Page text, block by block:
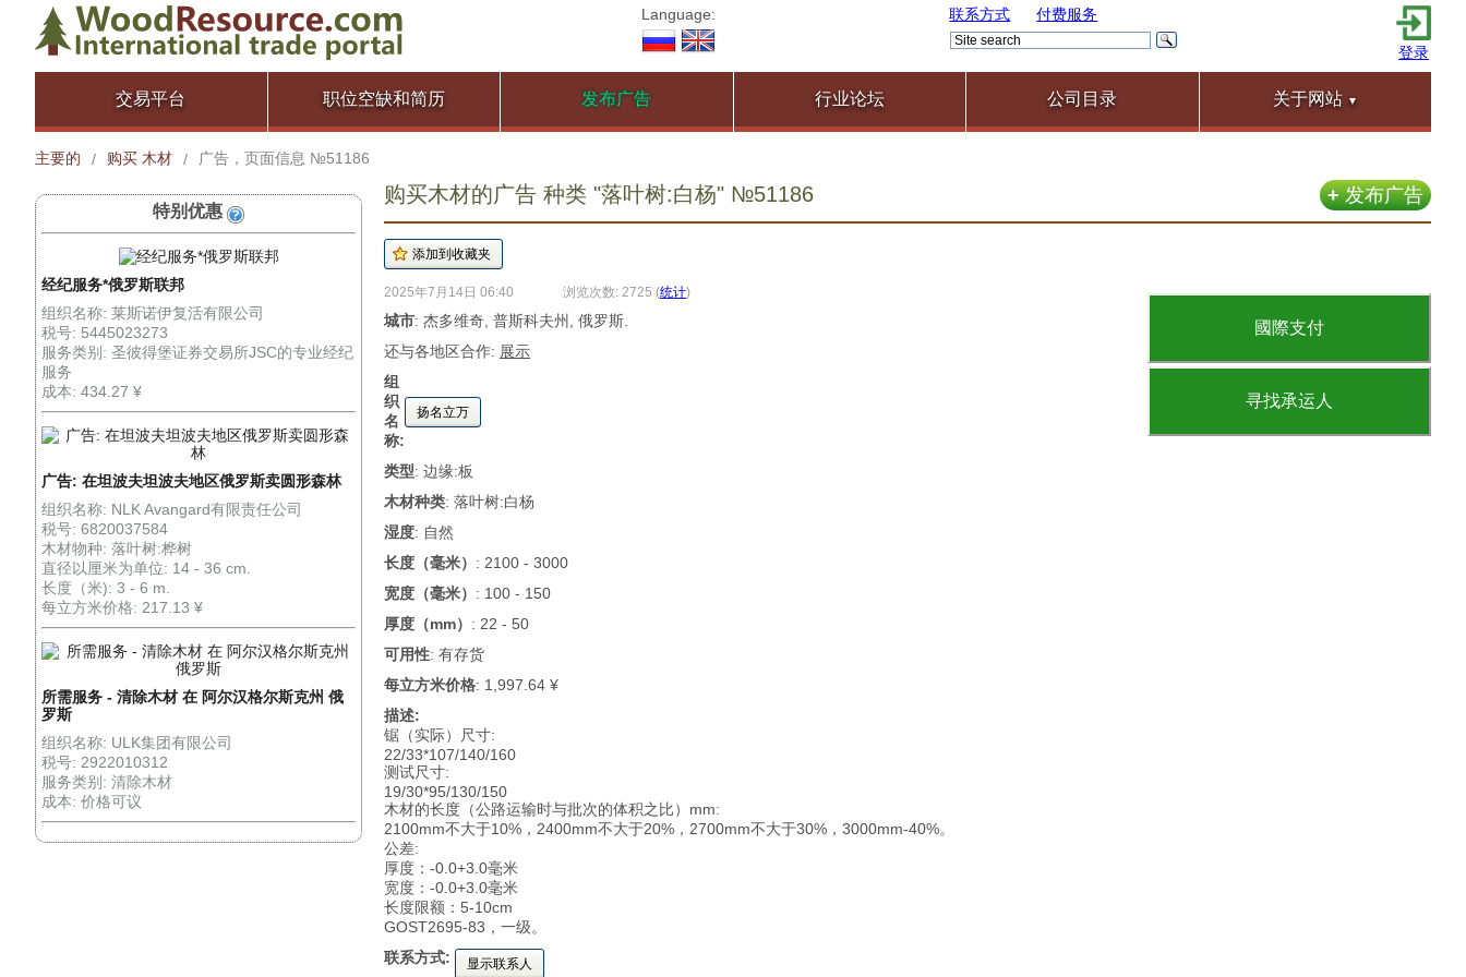
Language: 联系方式 付费服务
登录
交易平台 职位空缺和简历 发布广告 行业论坛 公司目录 关于网站 ▼
主要的 / 购买 木材 / 广告，页面信息 №51186
特别优惠
经纪服务*俄罗斯联邦
组织名称: 莱斯诺伊复活有限公司
税号: 5445023273
服务类别: 圣彼得堡证券交易所JSC的专业经纪
服务
成本: 434.27 ¥
广告: 在坦波夫坦波夫地区俄罗斯卖圆形森林
组织名称: NLK Avangard有限责任公司
税号: 6820037584
木材物种: 落叶树:桦树
直径以厘米为单位: 14 - 36 cm.
长度（米): 3 - 6 m.
每立方米价格: 217.13 ¥
所需服务 - 清除木材 在 阿尔汉格尔斯克州 俄
罗斯
组织名称: ULK集团有限公司
税号: 2922010312
服务类别: 清除木材
成本: 价格可议
+发布广告
购买木材的广告 种类 "落叶树:白杨" №51186
國際支付
寻找承运人
2025年7月14日 06:40 浏览次数: 2725 (统计)
城市: 杰多维奇, 普斯科夫州, 俄罗斯.
还与各地区合作: 展示
组
织
名
称:
扬名立万
类型: 边缘:板
木材种类: 落叶树:白杨
湿度: 自然
长度（毫米） : 2100 - 3000
宽度（毫米） : 100 - 150
厚度（mm） : 22 - 50
可用性: 有存货
每立方米价格: 1,997.64 ¥
描述:
锯（实际）尺寸:
22/33*107/140/160
测试尺寸:
19/30*95/130/150
木材的长度（公路运输时与批次的体积之比）mm:
2100mm不大于10%，2400mm不大于20%，2700mm不大于30%，3000mm-40%。
公差:
厚度：-0.0+3.0毫米
宽度：-0.0+3.0毫米
长度限额：5-10cm
GOST2695-83，一级。
联系方式:
显示联系人